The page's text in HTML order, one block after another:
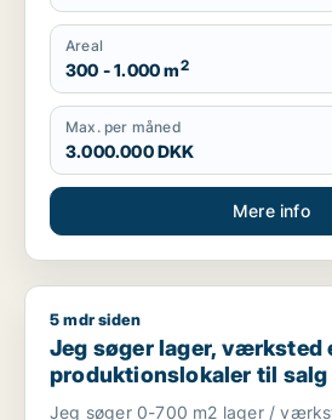
Areal
300 - 1.000 m2
Max. per måned
3.000.000 DKK
Mere info
Jeg søger lager, værksted eller
5 mdr siden
Jeg søger lager, værksted
produktionslokaler til salg
Storkøbenhavn
Jeg søger 0-700 m2 lager /